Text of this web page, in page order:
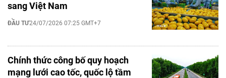
sang Việt Nam
ĐẦU TƯ24/07/2026 07:25 GMT+7
Chính thức công bố quy hoạch
mạng lưới cao tốc, quốc lộ tầm